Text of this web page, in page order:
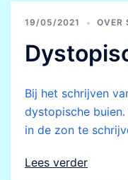
19/05/2021 OVER
Bij het schrijven
dystopische
in de zon te
Lees verder